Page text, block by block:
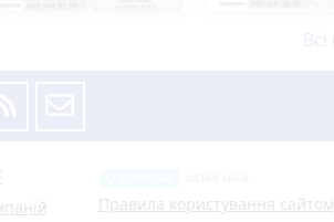
Правила користування сайтом